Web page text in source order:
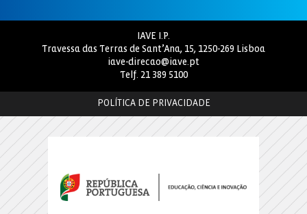
IAVE I.P.
Travessa das Terras de Sant’Ana, 15, 1250-269 Lisboa
iave-direcao@iave.pt
Telf. 21 389 5100
POLÍTICA DE PRIVACIDADE